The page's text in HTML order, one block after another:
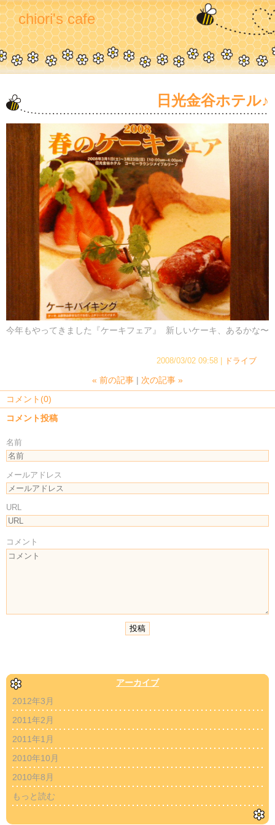
chiori's cafe
日光金谷ホテル♪
今年もやってきました『ケーキフェア』 新しいケーキ、あるかな〜
2008/03/02 09:58 ドライブ
« 前の記事 次の記事 »
コメント(0)
コメント投稿
名前
メールアドレス
URL
コメント
アーカイブ
2012年3月
2011年2月
2011年1月
2010年10月
2010年8月
もっと読む